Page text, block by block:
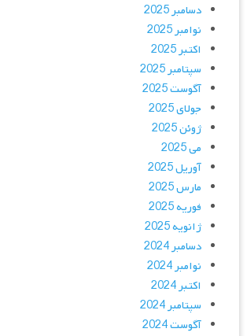
دسامبر 2025
نوامبر 2025
اکتبر 2025
سپتامبر 2025
آگوست 2025
جولای 2025
ژوئن 2025
می 2025
آوریل 2025
مارس 2025
فوریه 2025
ژانویه 2025
دسامبر 2024
نوامبر 2024
اکتبر 2024
سپتامبر 2024
آگوست 2024